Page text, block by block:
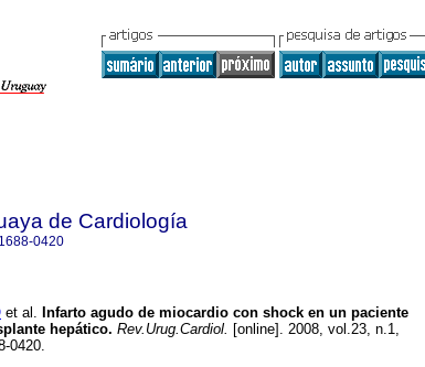
de Cardiología
1688-0420
et al. Infarto agudo de miocardio con shock en un paciente
hepático. Rev.Urug.Cardiol. [online]. 2008, vol.23, n.1,
0420.